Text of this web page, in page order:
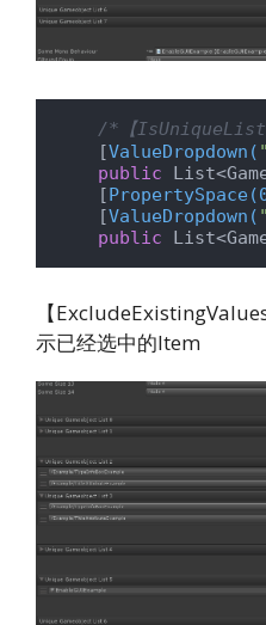
/*【IsUniqueList】
    [
ValueDropdown(
public
    [
    [
ValueDropdown(
public
【
示已经选中的Item